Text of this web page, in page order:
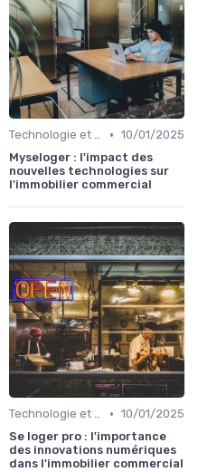
Technologie et Innovation en Gestion Immobilière • 10/01/2025
Myseloger : l'impact des
nouvelles technologies sur
l'immobilier commercial
Technologie et Innovation en Gestion Immobilière • 10/01/2025
Se loger pro : l'importance
des innovations numériques
dans l'immobilier commercial